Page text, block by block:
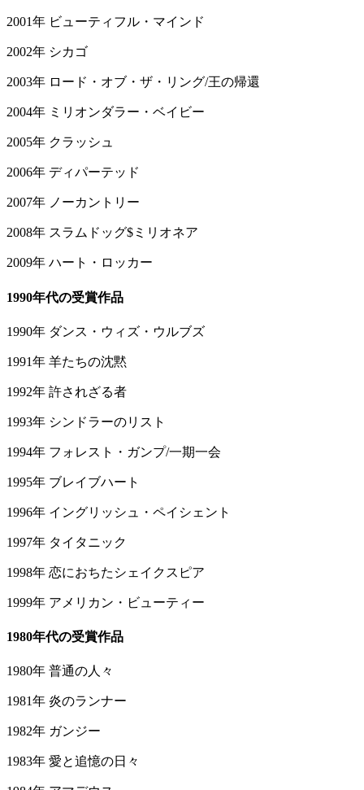
2001年 ビューティフル・マインド
2002年 シカゴ
2003年 ロード・オブ・ザ・リング/王の帰還
2004年 ミリオンダラー・ベイビー
2005年 クラッシュ
2006年 ディパーテッド
2007年 ノーカントリー
2008年 スラムドッグ$ミリオネア
2009年 ハート・ロッカー
1990年代の受賞作品
1990年 ダンス・ウィズ・ウルブズ
1991年 羊たちの沈黙
1992年 許されざる者
1993年 シンドラーのリスト
1994年 フォレスト・ガンプ/一期一会
1995年 ブレイブハート
1996年 イングリッシュ・ペイシェント
1997年 タイタニック
1998年 恋におちたシェイクスピア
1999年 アメリカン・ビューティー
1980年代の受賞作品
1980年 普通の人々
1981年 炎のランナー
1982年 ガンジー
1983年 愛と追憶の日々